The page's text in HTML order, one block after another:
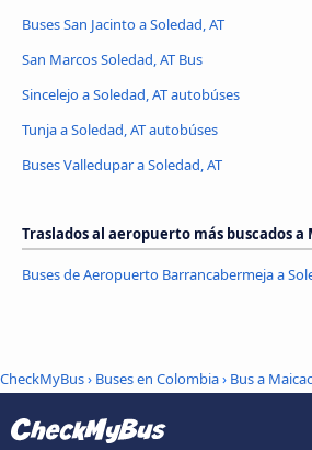
Buses San Jacinto a Soledad, AT
San Marcos Soledad, AT Bus
Sincelejo a Soledad, AT autobúses
Tunja a Soledad, AT autobúses
Buses Valledupar a Soledad, AT
Traslados al aeropuerto más buscados a
Buses de Aeropuerto Barrancabermeja a
CheckMyBus› Buses en Colombia› Bus a